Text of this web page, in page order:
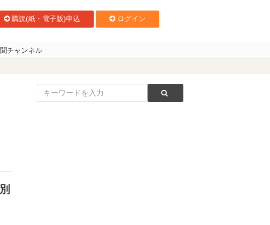
購読(紙・電子版)申込 ログイン
チャンネル